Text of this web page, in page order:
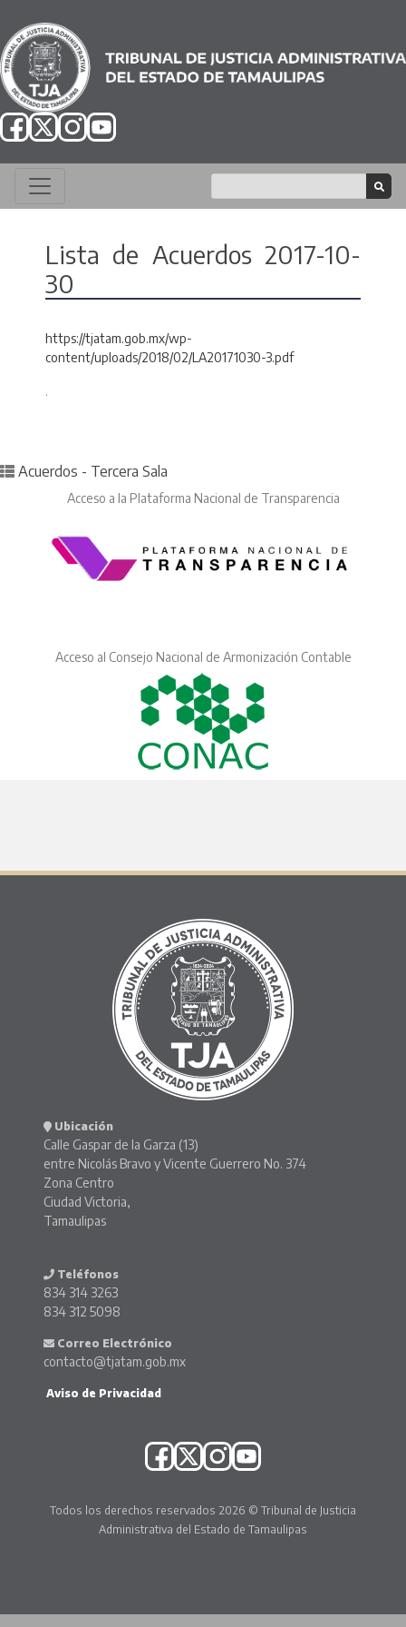
Lista de Acuerdos 2017-10-
30
https://tjatam.gob.mx/wp-
content/uploads/2018/02/LA20171030-3.pdf
.
Posted in
Acuerdos - Tercera Sala
Acceso a la Plataforma Nacional de Transparencia
Acceso al Consejo Nacional de Armonización Contable
Ubicación
Calle Gaspar de la Garza (13)
entre Nicolás Bravo y Vicente Guerrero No. 374
Zona Centro
Ciudad Victoria,
Tamaulipas
Teléfonos
834 314 3263
834 312 5098
Correo Electrónico
contacto@tjatam.gob.mx
Aviso de Privacidad
Todos los derechos reservados 2026 © Tribunal de Justicia
Administrativa del Estado de Tamaulipas